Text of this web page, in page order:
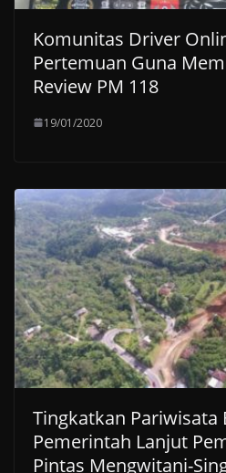
Komunitas Driver
Pertemuan Guna
Review PM 118
19/01/2020
Tingkatkan Pariwisata
Pemerintah Lanjut
Pintas Mengwitani-